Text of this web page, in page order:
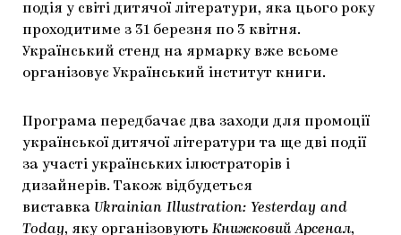
подія у світі дитячої літератури, яка цього року
проходитиме з 31 березня по 3 квітня.
Український стенд на ярмарку вже всьоме
організовує Український інститут книги.
Програма передбачає два заходи для промоції
української дитячої літератури та ще дві події
за участі українських ілюстраторів і
дизайнерів. Також відбудеться
виставка Ukrainian Illustration: Yesterday and
Today, яку організовують Книжковий Арсенал,